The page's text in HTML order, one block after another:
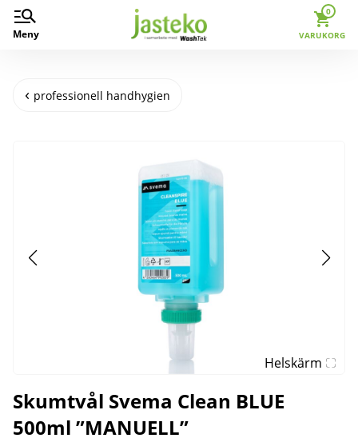
Meny
0
VARUKORG
professionell handhygien
Helskärm
Skumtvål Svema Clean BLUE
500ml ”MANUELL”